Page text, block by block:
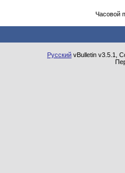
Часовой
Русский vBulletin v3.5.1,